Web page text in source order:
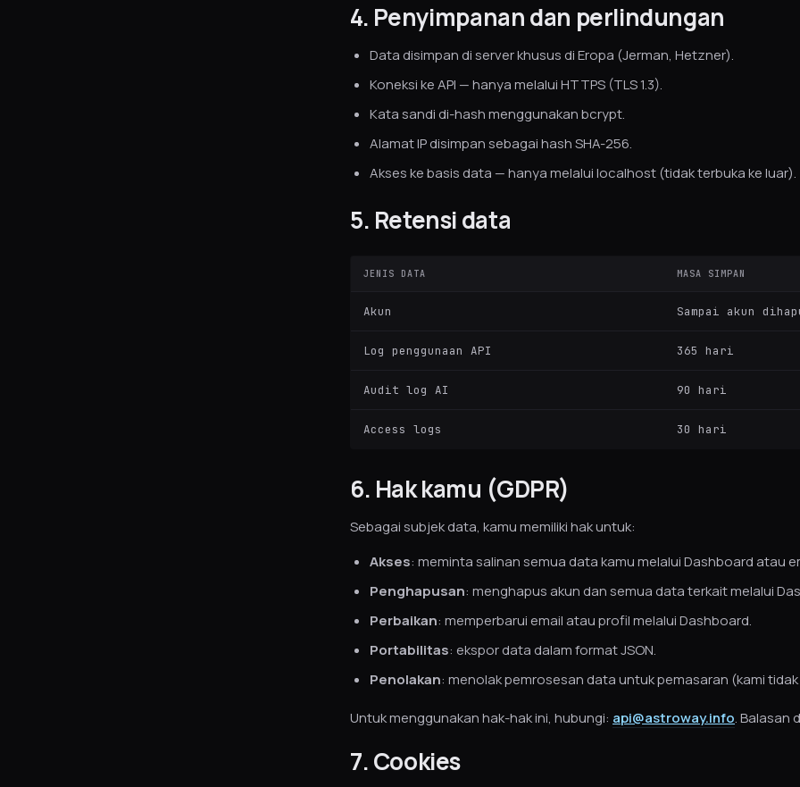
4. Penyimpanan dan perlindungan
Data disimpan di server khusus di Eropa (Jerman, Hetzner).
Koneksi ke API — hanya melalui HTTPS (TLS 1.3).
Kata sandi di-hash menggunakan bcrypt.
Alamat IP disimpan sebagai hash SHA-256.
Akses ke basis data — hanya melalui localhost (tidak terbuka ke luar).
5. Retensi data
JENIS DATA MASA SIMPAN
Akun Sampai akun
Log penggunaan API 365 hari
Audit log AI 90 hari
Access logs 30 hari
6. Hak kamu (GDPR)
Sebagai subjek data, kamu memiliki hak untuk:
Akses: meminta salinan semua data kamu melalui Dashboard atau
Penghapusan: menghapus akun dan semua data terkait melalui
Perbaikan: memperbarui email atau profil melalui Dashboard.
Portabilitas: ekspor data dalam format JSON.
Penolakan: menolak pemrosesan data untuk pemasaran (kami
Untuk menggunakan hak-hak ini, hubungi: api@astroway.info. Balasan
7. Cookies